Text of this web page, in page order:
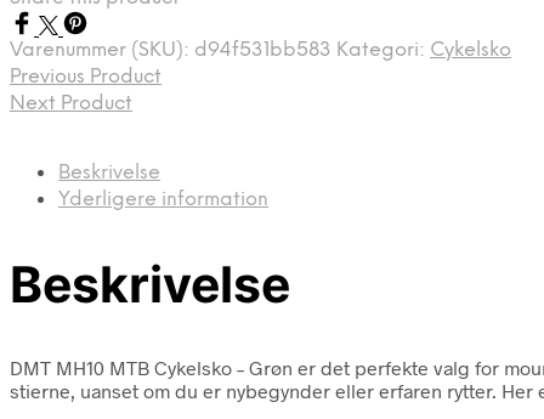
Varenummer (SKU): d94f531bb583 Kategori: Cykelsko
Previous Product
Next Product
Beskrivelse
Yderligere information
Beskrivelse
DMT MH10 MTB Cykelsko – Grøn er det perfekte valg for
stierne, uanset om du er nybegynder eller erfaren rytter. Her